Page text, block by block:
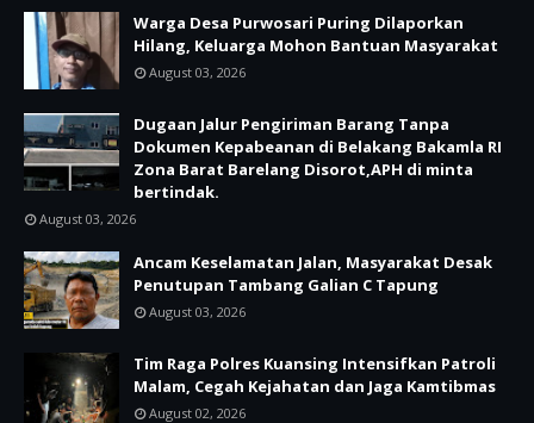
Warga Desa Purwosari Puring Dilaporkan
Hilang, Keluarga Mohon Bantuan Masyarakat
August 03, 2026
Dugaan Jalur Pengiriman Barang Tanpa
Dokumen Kepabeanan di Belakang Bakamla RI
Zona Barat Barelang Disorot,APH di minta
bertindak.
August 03, 2026
Ancam Keselamatan Jalan, Masyarakat Desak
Penutupan Tambang Galian C Tapung
August 03, 2026
Tim Raga Polres Kuansing Intensifkan Patroli
Malam, Cegah Kejahatan dan Jaga Kamtibmas
August 02, 2026